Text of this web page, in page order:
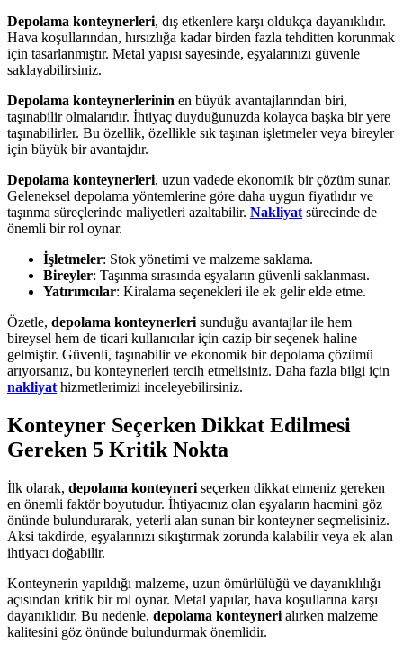
Depolama konteynerleri, dış etkenlere karşı oldukça dayanıklıdır.
Hava koşullarından, hırsızlığa kadar birden fazla tehditten korunmak
için tasarlanmıştır. Metal yapısı sayesinde, eşyalarınızı güvenle
saklayabilirsiniz.
Depolama konteynerlerinin en büyük avantajlarından biri,
taşınabilir olmalarıdır. İhtiyaç duyduğunuzda kolayca başka bir yere
taşınabilirler. Bu özellik, özellikle sık taşınan işletmeler veya bireyler
için büyük bir avantajdır.
Depolama konteynerleri, uzun vadede ekonomik bir çözüm sunar.
Geleneksel depolama yöntemlerine göre daha uygun fiyatlıdır ve
taşınma süreçlerinde maliyetleri azaltabilir. Nakliyat sürecinde de
önemli bir rol oynar.
İşletmeler: Stok yönetimi ve malzeme saklama.
Bireyler: Taşınma sırasında eşyaların güvenli saklanması.
Yatırımcılar: Kiralama seçenekleri ile ek gelir elde etme.
Özetle, depolama konteynerleri sunduğu avantajlar ile hem
bireysel hem de ticari kullanıcılar için cazip bir seçenek haline
gelmiştir. Güvenli, taşınabilir ve ekonomik bir depolama çözümü
arıyorsanız, bu konteynerleri tercih etmelisiniz. Daha fazla bilgi için
nakliyat hizmetlerimizi inceleyebilirsiniz.
Konteyner Seçerken Dikkat Edilmesi
Gereken 5 Kritik Nokta
İlk olarak, depolama konteyneri seçerken dikkat etmeniz gereken
en önemli faktör boyutudur. İhtiyacınız olan eşyaların hacmini göz
önünde bulundurarak, yeterli alan sunan bir konteyner seçmelisiniz.
Aksi takdirde, eşyalarınızı sıkıştırmak zorunda kalabilir veya ek alan
ihtiyacı doğabilir.
Konteynerin yapıldığı malzeme, uzun ömürlülüğü ve dayanıklılığı
açısından kritik bir rol oynar. Metal yapılar, hava koşullarına karşı
dayanıklıdır. Bu nedenle, depolama konteyneri alırken malzeme
kalitesini göz önünde bulundurmak önemlidir.